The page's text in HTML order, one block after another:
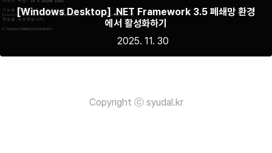
[Windows Desktop] .NET Framework 3.5 폐쇄망 환경
에서 활성화하기
2025. 11. 30
Copyright ⓒ syudal.kr